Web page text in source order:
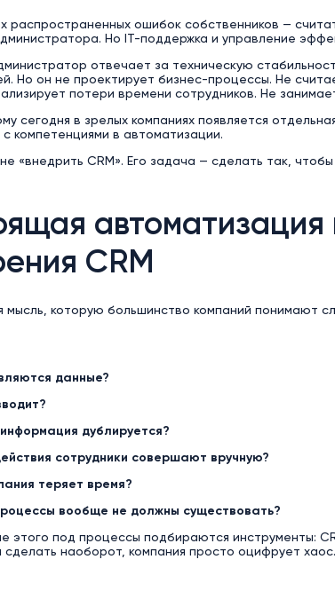
распространенных ошибок собственников —
Но IT-поддержка и управление
отвечает за техническую
Но он не проектирует бизнес-процессы. Не
потери времени сотрудников. Не
сегодня в зрелых компаниях появляется
компетенциями в автоматизации.
«внедрить CRM». Его задача — сделать так,
автоматизация
CRM
мысль, которую большинство компаний понимают
данные?
дублируется?
сотрудники совершают вручную?
теряет время?
вообще не должны существовать?
этого под процессы подбираются инструменты:
сделать наоборот, компания просто оцифрует